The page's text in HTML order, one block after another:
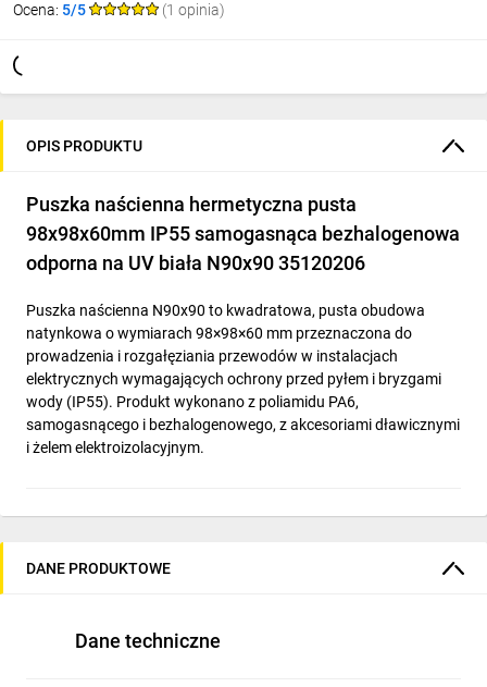
Ocena: 5/5 (1 opinia)
OPIS PRODUKTU
Puszka naścienna hermetyczna pusta
98x98x60mm IP55 samogasnąca bezhalogenowa
odporna na UV biała N90x90 35120206
Puszka naścienna N90x90 to kwadratowa, pusta obudowa
natynkowa o wymiarach 98×98×60 mm przeznaczona do
prowadzenia i rozgałęziania przewodów w instalacjach
elektrycznych wymagających ochrony przed pyłem i bryzgami
wody (IP55). Produkt wykonano z poliamidu PA6,
samogasnącego i bezhalogenowego, z akcesoriami dławicznymi
i żelem elektroizolacyjnym.
Stopień ochrony: IP55 (ochrona przed pyłem i bryzgami
wody)
DANE PRODUKTOWE
Dane techniczne